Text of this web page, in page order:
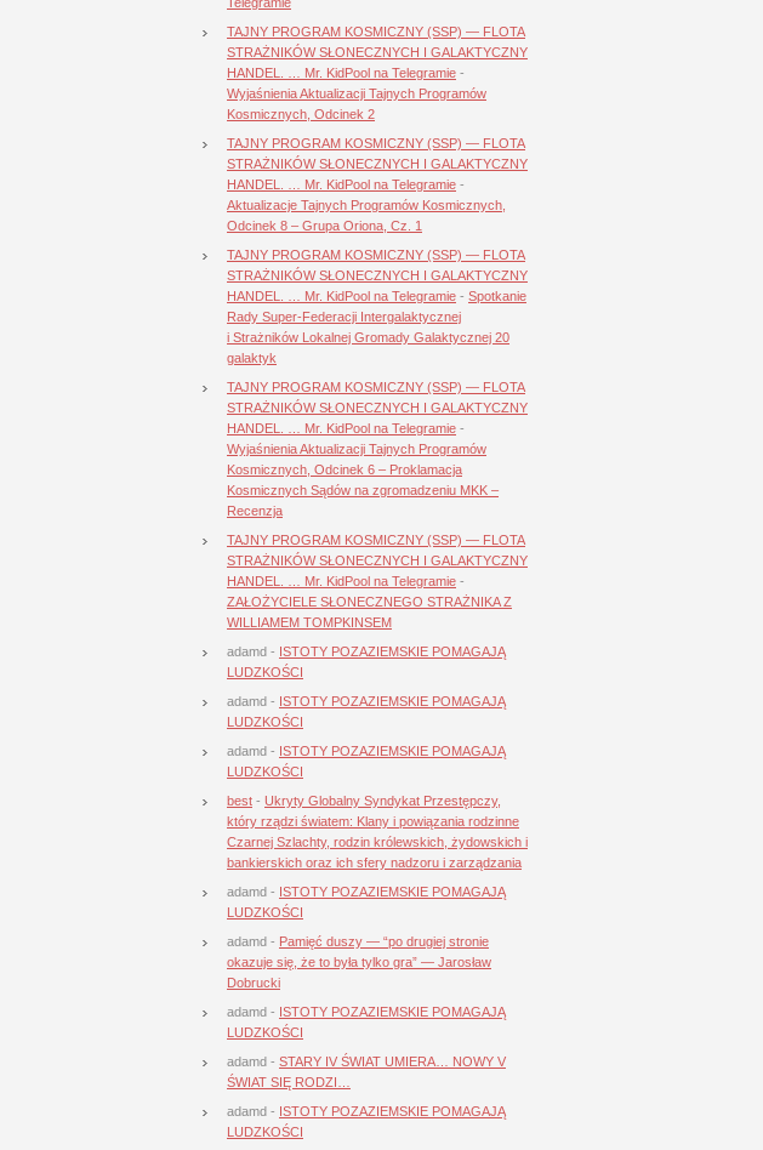
TAJNY PROGRAM KOSMICZNY (SSP) — FLOTA
STRAŻNIKÓW SŁONECZNYCH I GALAKTYCZNY
HANDEL. … Mr. KidPool na Telegramie -
Wyjaśnienia Aktualizacji Tajnych Programów
Kosmicznych, Odcinek 2
TAJNY PROGRAM KOSMICZNY (SSP) — FLOTA
STRAŻNIKÓW SŁONECZNYCH I GALAKTYCZNY
HANDEL. … Mr. KidPool na Telegramie -
Aktualizacje Tajnych Programów Kosmicznych,
Odcinek 8 – Grupa Oriona, Cz. 1
TAJNY PROGRAM KOSMICZNY (SSP) — FLOTA
STRAŻNIKÓW SŁONECZNYCH I GALAKTYCZNY
HANDEL. … Mr. KidPool na Telegramie - Spotkanie
Rady Super-Federacji Intergalaktycznej
i Strażników Lokalnej Gromady Galaktycznej 20
galaktyk
TAJNY PROGRAM KOSMICZNY (SSP) — FLOTA
STRAŻNIKÓW SŁONECZNYCH I GALAKTYCZNY
HANDEL. … Mr. KidPool na Telegramie -
Wyjaśnienia Aktualizacji Tajnych Programów
Kosmicznych, Odcinek 6 – Proklamacja
Kosmicznych Sądów na zgromadzeniu MKK –
Recenzja
TAJNY PROGRAM KOSMICZNY (SSP) — FLOTA
STRAŻNIKÓW SŁONECZNYCH I GALAKTYCZNY
HANDEL. … Mr. KidPool na Telegramie -
ZAŁOŻYCIELE SŁONECZNEGO STRAŻNIKA Z
WILLIAMEM TOMPKINSEM
adamd - ISTOTY POZAZIEMSKIE POMAGAJĄ
LUDZKOŚCI
adamd - ISTOTY POZAZIEMSKIE POMAGAJĄ
LUDZKOŚCI
adamd - ISTOTY POZAZIEMSKIE POMAGAJĄ
LUDZKOŚCI
best - Ukryty Globalny Syndykat Przestępczy,
który rządzi światem: Klany i powiązania rodzinne
Czarnej Szlachty, rodzin królewskich, żydowskich i
bankierskich oraz ich sfery nadzoru i zarządzania
adamd - ISTOTY POZAZIEMSKIE POMAGAJĄ
LUDZKOŚCI
adamd - Pamięć duszy — “po drugiej stronie
okazuje się, że to była tylko gra” — Jarosław
Dobrucki
adamd - ISTOTY POZAZIEMSKIE POMAGAJĄ
LUDZKOŚCI
adamd - STARY IV ŚWIAT UMIERA… NOWY V
ŚWIAT SIĘ RODZI…
adamd - ISTOTY POZAZIEMSKIE POMAGAJĄ
LUDZKOŚCI